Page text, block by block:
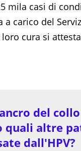
mila casi di
a carico del
cura si
del collo
quali altre
dall'HPV?